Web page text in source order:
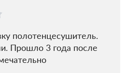
полотенцесушитель.
Прошло 3 года после